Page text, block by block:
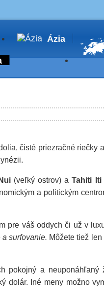
Ázia
čisté priezračné riečky
(veľký ostrov) aTahiti Iti
a politickým
pre váš oddych či už v
surfovanie. Môžete tiež
pokojný a neuponáhľaný
dolár. Iné meny možno